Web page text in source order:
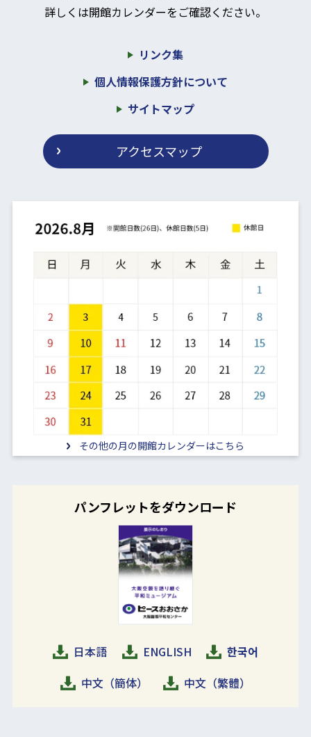
詳しくは開館カレンダーをご確認ください。
リンク集
個人情報保護方針について
サイトマップ
その他の月の開館カレンダーはこちら
アクセスマップ
パンフレットをダウンロード
日本語 ENGLISH
한국어
中文（簡体）
中文（繁體）